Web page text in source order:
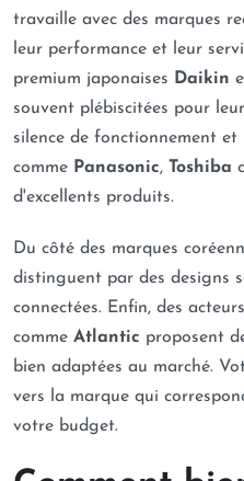
travaille avec des marques
leur performance et leur
premium japonaises Daikin
souvent plébiscitées pour
silence de fonctionnement
comme Panasonic, Toshiba
d'excellents produits.
Du côté des marques
distinguent par des designs
connectées. Enfin, des
comme Atlantic proposent
bien adaptées au marché.
vers la marque qui
votre budget.